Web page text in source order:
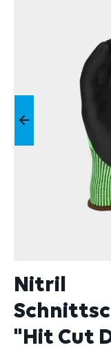
Nitril
"Hit Cut